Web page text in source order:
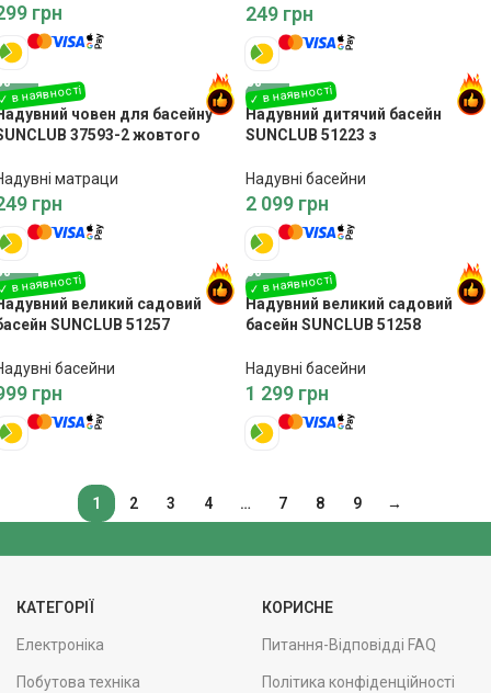
грн 249 грн
човен для басейну
37593-2 жовтого
матраци
грн
Надувний дитячий басейн
SUNCLUB 51223 з
Надувні басейни
2 099 грн
великий садовий
SUNCLUB 51257
басейни
грн
Надувний великий садовий
басейн SUNCLUB 51258
Надувні басейни
1 299 грн
1 2 3 4 … 7 8 9 →
КАТЕГОРІЇ
Електроніка
Побутова техніка
КОРИСНЕ
Питання-Відповідді FAQ
Політика конфіденційності